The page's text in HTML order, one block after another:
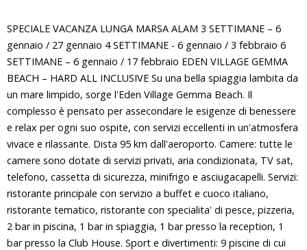
SPECIALE VACANZA LUNGA MARSA ALAM 3 SETTIMANE – 6
gennaio / 27 gennaio 4 SETTIMANE - 6 gennaio / 3 febbraio 6
SETTIMANE – 6 gennaio / 17 febbraio EDEN VILLAGE GEMMA
BEACH – HARD ALL INCLUSIVE Su una bella spiaggia lambita da
un mare limpido, sorge l'Eden Village Gemma Beach. Il
complesso è pensato per assecondare le esigenze di benessere
e relax per ogni suo ospite, con servizi eccellenti in un'atmosfera
vivace e rilassante. Dista 95 km dall'aeroporto. Camere: tutte le
camere sono dotate di servizi privati, aria condizionata, TV sat,
telefono, cassetta di sicurezza, minifrigo e asciugacapelli. Servizi:
ristorante principale con servizio a buffet e cuoco italiano,
ristorante tematico, ristorante con specialita' di pesce, pizzeria,
2 bar in piscina, 1 bar in spiaggia, 1 bar presso la reception, 1
bar presso la Club House. Sport e divertimenti: 9 piscine di cui